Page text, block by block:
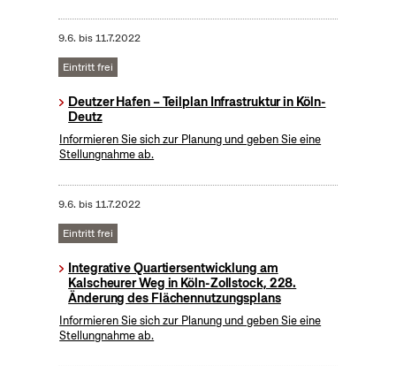
9.6. bis11.7.2022
Eintritt frei
Deutzer Hafen – Teilplan Infrastruktur in Köln-
Deutz
Informieren Sie sich zur Planung und geben Sie eine
Stellungnahme ab.
9.6. bis11.7.2022
Eintritt frei
Integrative Quartiersentwicklung am
Kalscheurer Weg in Köln-Zollstock, 228.
Änderung des Flächennutzungsplans
Informieren Sie sich zur Planung und geben Sie eine
Stellungnahme ab.